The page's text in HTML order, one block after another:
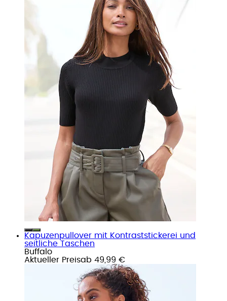
Kapuzenpullover mit Kontraststickerei und
seitliche Taschen
Buffalo
Aktueller Preisab 49,99 €